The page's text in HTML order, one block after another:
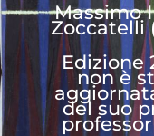
Massimo
Zoccatelli
Edizione
non è
del suo